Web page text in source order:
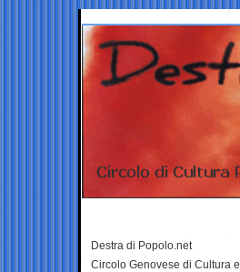
Destra di Popolo.net
Circolo Genovese di Cultura e